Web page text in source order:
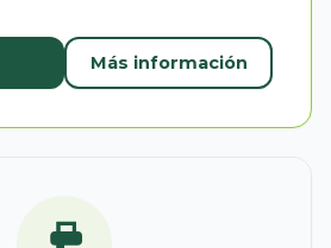
Más información